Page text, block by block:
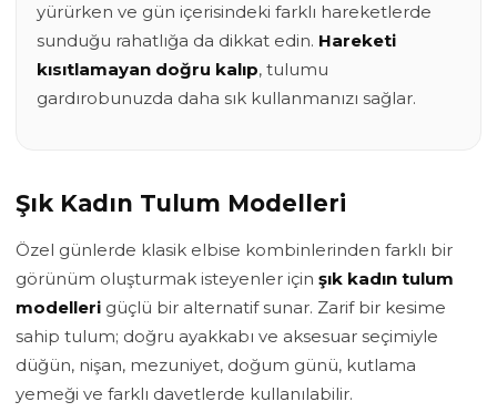
yürürken ve gün içerisindeki farklı hareketlerde
sunduğu rahatlığa da dikkat edin. Hareketi
kısıtlamayan doğru kalıp, tulumu
gardırobunuzda daha sık kullanmanızı sağlar.
Şık Kadın Tulum Modelleri
Özel günlerde klasik elbise kombinlerinden farklı bir
görünüm oluşturmak isteyenler için şık kadın tulum
modelleri güçlü bir alternatif sunar. Zarif bir kesime
sahip tulum; doğru ayakkabı ve aksesuar seçimiyle
düğün, nişan, mezuniyet, doğum günü, kutlama
yemeği ve farklı davetlerde kullanılabilir.